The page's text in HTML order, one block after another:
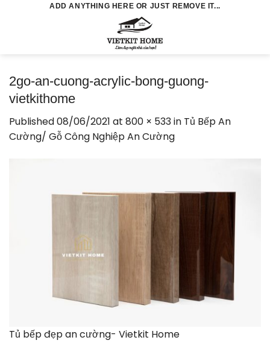
ADD ANYTHING HERE OR JUST REMOVE IT...
2go-an-cuong-acrylic-bong-guong-
vietkithome
Published08/06/2021 at 800 × 533in Tủ Bếp An
Cường/ Gỗ Công Nghiệp An Cường
Tủ bếp đẹp an cường- Vietkit Home